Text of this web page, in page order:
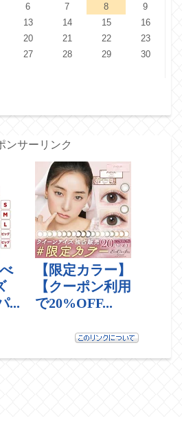
6 7 8
9
13 14 15
16
20 21 22
23
27 28 29
30
ンサーリンク